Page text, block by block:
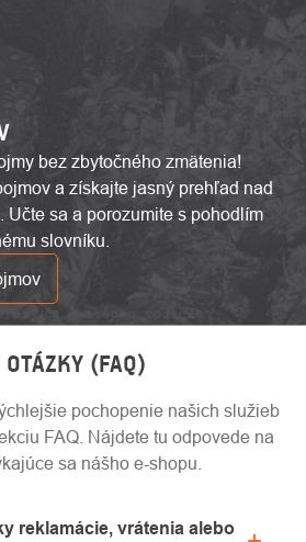
bez zbytočného zmätenia!
a získajte jasný prehľad nad
Učte sa a porozumite s pohodlím
slovníku.
(FAQ)
pochopenie našich služieb
FAQ. Nájdete tu odpovede na
sa nášho e-shopu.
reklamácie, vrátenia alebo